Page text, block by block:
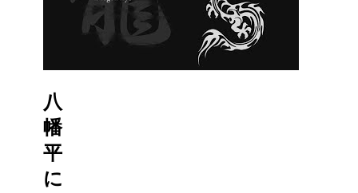
八
幡
平
に